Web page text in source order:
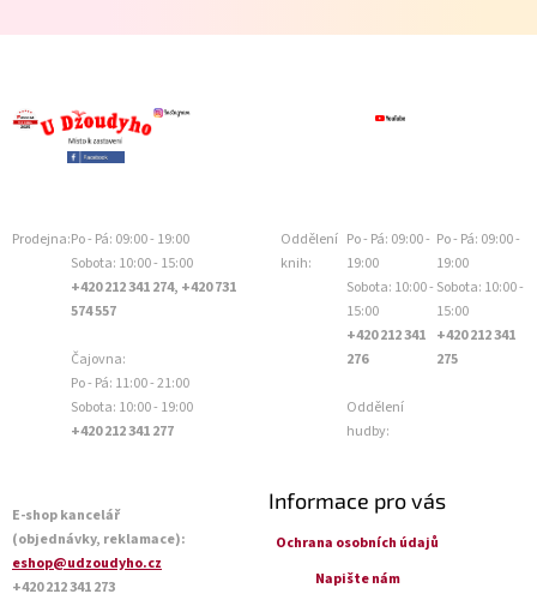
Prodejna:Po - Pá: 09:00 - 19:00
Sobota: 10:00 - 15:00
+420 212 341 274, +420 731
574 557
Čajovna:
Po - Pá: 11:00 - 21:00
Sobota: 10:00 - 19:00
+420 212 341 277
Oddělení
knih:
Po - Pá: 09:00 -
19:00
Sobota: 10:00 -
15:00
+420 212 341
276
Oddělení
hudby:
Po - Pá: 09:00 -
19:00
Sobota: 10:00 -
15:00
+420 212 341
275
E-shop kancelář
(objednávky, reklamace):
eshop@udzoudyho.cz
+420 212 341 273
Informace pro vás
Ochrana osobních údajů
Napište nám